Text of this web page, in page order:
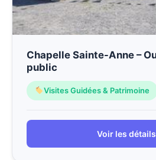
Chapelle Sainte-Anne –
public
Visites Guidées & Patrimoine
Voir les détails